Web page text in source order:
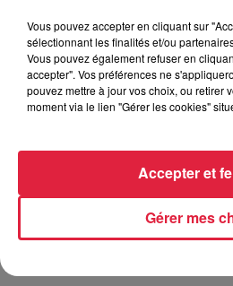
Vous pouvez accepter en cliquant sur
sélectionnant les finalités et/ou
Vous pouvez également refuser en
accepter". Vos préférences ne
pouvez mettre à jour vos choix, ou retirer
moment via le lien "Gérer les cookies"
Gérer mes
Accepter et